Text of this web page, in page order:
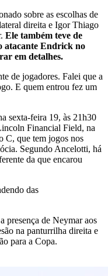
sobre as escolhas de
direita e Igor Thiago
Ele também teve de
atacante Endrick no
em detalhes.
de jogadores. Falei que a
E quem entrou fez um
sexta-feira 19, às 21h30
Financial Field, na
C, que tem jogos nos
Segundo Ancelotti, há
da que encarou
das
presença de Neymar aos
na panturrilha direita e
para a Copa.